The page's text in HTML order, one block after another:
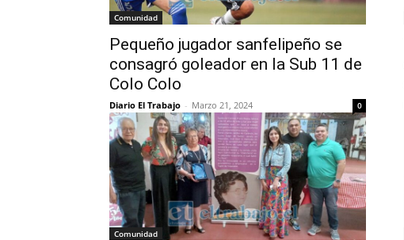
Comunidad
Pequeño jugador sanfelipeño se
consagró goleador en la Sub 11 de
Colo Colo
Diario El Trabajo - Marzo 21, 2024 0
Comunidad